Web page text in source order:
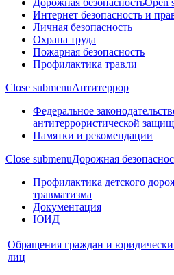
Интернет безопасность и
Личная безопасность
Охрана труда
Пожарная безопасность
Профилактика травли
Close submenuАнтитеррор
Федеральное
антитеррористической
Памятки и рекомендации
Close submenuДорожная
Профилактика детского
травматизма
Документация
ЮИД
Обращения граждан и
лиц